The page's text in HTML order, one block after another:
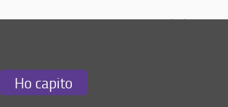
Via Laura, 48 - 50121 Firenze (FI)
Ho capito